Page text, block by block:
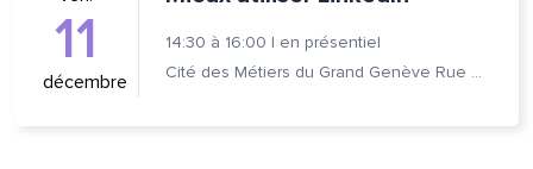
11
décembre
14:30 à 16:00 | en présentiel
Cité des Métiers du Grand Genève Rue Prévost-Martin 6 1205 Genève